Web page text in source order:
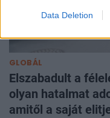
Data Deletion
GLOBÁL
Elszabadult a
olyan hatalmat
amitől a saját